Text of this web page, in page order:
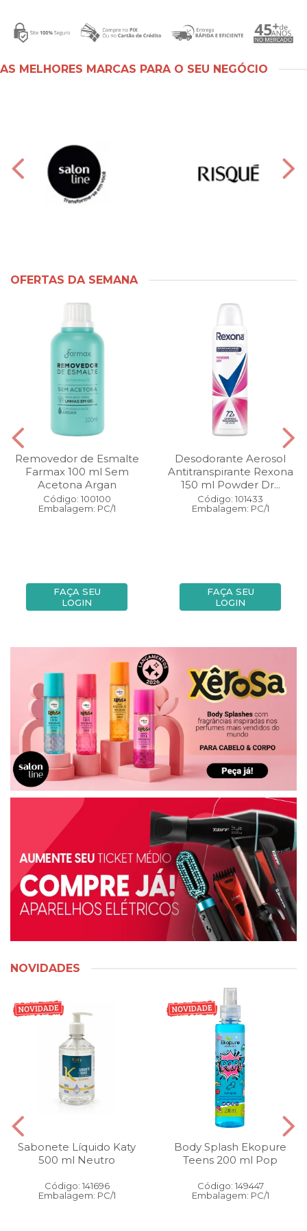
AS MELHORES MARCAS PARA O SEU NEGÓCIO
OFERTAS DA SEMANA
Removedor de Esmalte
Farmax 100 ml Sem
Acetona Argan
Código: 100100
Embalagem: PC/1
FAÇA SEU
LOGIN
Desodorante Aerosol
Antitranspirante Rexona
150 ml Powder Dr...
Código: 101433
Embalagem: PC/1
FAÇA SEU
LOGIN
NOVIDADES
Sabonete Líquido Katy
500 ml Neutro
Código: 141696
Embalagem: PC/1
Body Splash Ekopure
Teens 200 ml Pop
Código: 149447
Embalagem: PC/1